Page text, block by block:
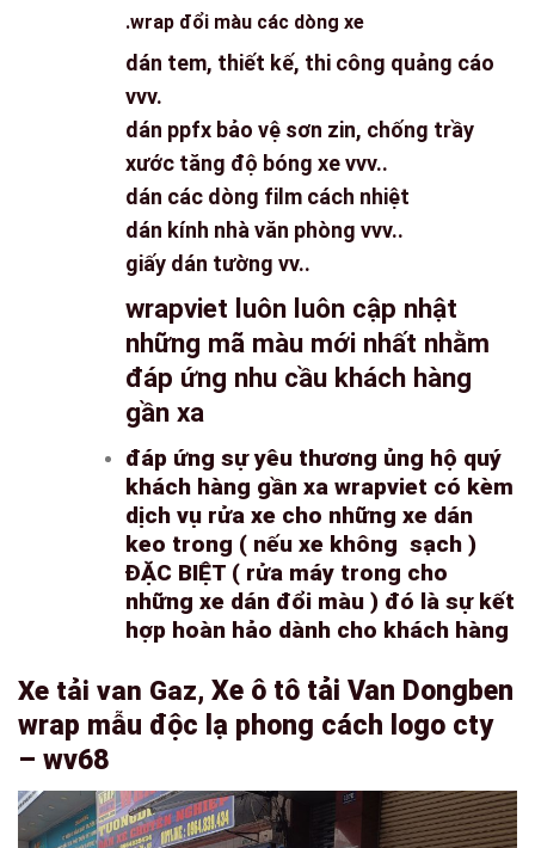
.wrap đổi màu các dòng xe
dán tem, thiết kế, thi công quảng cáo
vvv.
dán ppfx bảo vệ sơn zin, chống trầy
xước tăng độ bóng xe vvv..
dán các dòng film cách nhiệt
dán kính nhà văn phòng vvv..
giấy dán tường vv..
wrapviet luôn luôn cập nhật
những mã màu mới nhất nhằm
đáp ứng nhu cầu khách hàng
gần xa
đáp ứng sự yêu thương ủng hộ quý
khách hàng gần xa wrapviet có kèm
dịch vụ rửa xe cho những xe dán
keo trong ( nếu xe không sạch )
ĐẶC BIỆT ( rửa máy trong cho
những xe dán đổi màu ) đó là sự kết
hợp hoàn hảo dành cho khách hàng
Xe tải van Gaz, Xe ô tô tải Van Dongben
wrap mẫu độc lạ phong cách logo cty
– wv68